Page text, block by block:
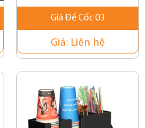
Giá Để Cốc 03
Giá: Liên hệ